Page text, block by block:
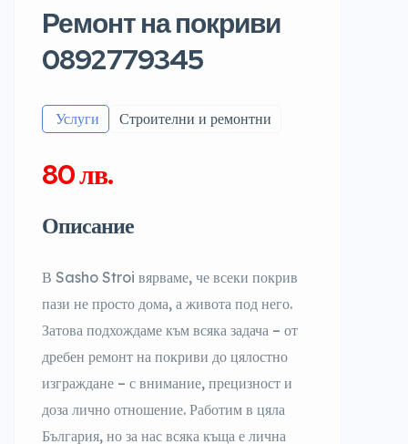
Ремонт на покриви
0892779345
️ Услуги Строителни и ремонтни
80 лв.
Описание
В Sasho Stroi вярваме, че всеки покрив
пази не просто дома, а живота под него.
Затова подхождаме към всяка задача – от
дребен ремонт на покриви до цялостно
изграждане – с внимание, прецизност и
доза лично отношение. Работим в цяла
България, но за нас всяка къща е лична